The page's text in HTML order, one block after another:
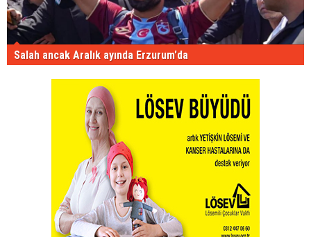
Salah ancak Aralık ayında Erzurum'da